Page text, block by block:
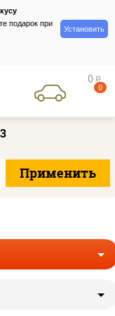
подарок при
Установить
0 руб
0